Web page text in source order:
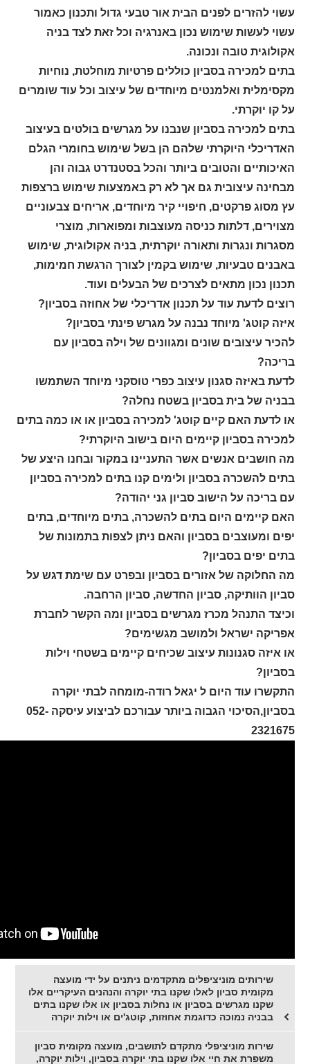
עשוי להזרים לפנים הבית אור טבעי גדול ותכנון כאמור
עשוי לעשות שימוש נכון באנרגיה וכל זאת לצד בניה
אקולוגית טובה ונכונה.
בתים למכירה בסביון כוללים פרטיות מוחלטת, נוחיות
מקסימלית ואלמנטים מיוחדים של עיצוב וכל עוד שומרים
על קו יוקרתי.
בתים למכירה בסביון שנבנו על מגרשים בולטים בעיצוב
האדריכלי היוקרתי שלהם הן בשל שימוש בחומרי הגלם
האיכותיים והטובים ביותר והכל בסטנדרט גבוה והן
מבחינה עיצובית גם אך לא רק באמצעות שימוש ברצפות
עץ מסוג פרקטים, חיפויי קיר מיוחדים, אריחים צבעוניים
מצוירים, דלתות כניסה מעוצבות ומפוארות, מוצרי
מסגרות ונגרות ותאורה יוקרתית, בניה אקולוגית, שימוש
באבנים טבעיות, שימוש בקמין לצורך הרגשת חמימות,
תכנון נכון מתאים לצרכים של הבעלים ועוד.
רוצים לדעת עוד על תכנון אדריכלי של אחוזה בסביון?
איזה קוטג' מיוחד נבנה על מגרש פינתי בסביון?
להכיר עיצובים שונים ומגוונים של וילה בסביון עם
בריכה?
לדעת באיזה סגנון עיצוב כפרי טוסקני מיוחד השתמשו
בבניה של בית בסביון בשטח נחלה?
או לדעת האם קיים קוטג' למכירה בסביון או או כמה בתים
למכירה בסביון קיימים היום בישוב היוקרתי?
מה חושבים אנשים אשר התעניינו במקור ובחנו היצע של
בתים להשכרה בסביון ולימים קנו בתים למכירה בסביון
עם בריכה על הישוב סביון גני יהודה?
האם קיימים היום בתים להשכרה, בתים מיוחדים, בתים
יפים ומעוצבים בסביון והאם ניתן לצפות בתמונות של
בתים יפים בסביון?
מה החלוקה של אזורים בסביון ובפרט עם שימת דגש על
סביון הוותיקה, סביון החדשה, סביון הרחבה.
וכיצד התנהל מכרז מגרשים בסביון ומה הקשר לחברת
אפריקה ישראל ולמושב מגשימים?
או איזה סגנונות עיצוב שכיחים קיימים בשטחי וילות
בסביון?
התקשרו עוד היום ל יגאל רודה-מומחה לבתי יוקרה
בסביון,הסיכוי הגבוה ביותר עבורכם לביצוע עיסקה 052-
2321675
שירותים מוניציפלים מתקדמים ניתנים על ידי מועצה
מקומית סביון לאלו שקנו בתי יוקרה והנהנים העיקריים אלו
שקנו מגרשים בסביון או נחלות בסביון או אלו שקנו בתים
בבניה נמוכה כדוגמת אחוזות, קוטג'ים או וילות יוקרה
שירות מוניציפלי מתקדם לתושבים, מועצה מקומית סביון
משפרת את חיי אלו שקנו בתי יוקרה בסביון, וילות יוקרה,